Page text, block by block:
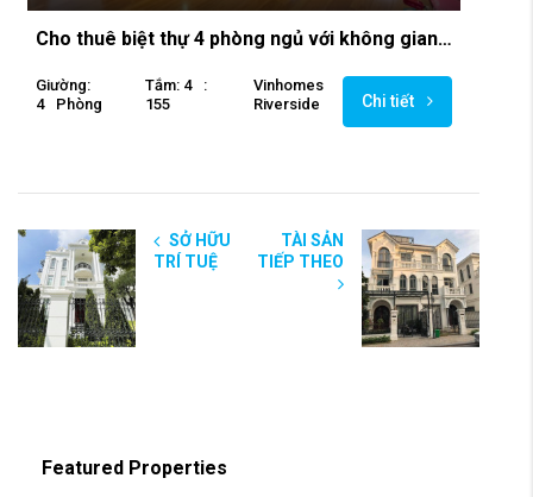
Cho thuê biệt thự 4 phòng ngủ với không gian thoáng mát tại Vinhomes Riverside
Giường:
4
Phòng
Tắm: 4
:
155
Vinhomes
Riverside
Chi tiết
SỞ HỮU
TRÍ TUỆ
TÀI SẢN
TIẾP THEO
Featured Properties